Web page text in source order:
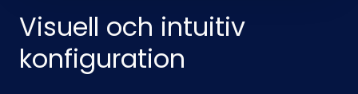
Visuell och intuitiv
konfiguration